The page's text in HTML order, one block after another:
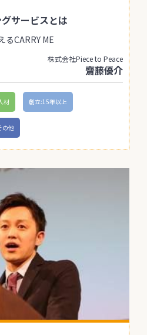
サービスとは
るCARRY ME
株式会社Piece to Peace
齋藤優介
材 創立:15年以上
の他